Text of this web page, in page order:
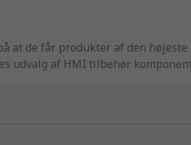
at de får produkter af den
udvalg af HMI tilbehør
af El, automation og
RS, som del af vores RS